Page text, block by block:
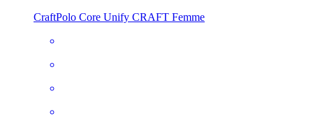
CraftPolo Core Unify CRAFT Femme